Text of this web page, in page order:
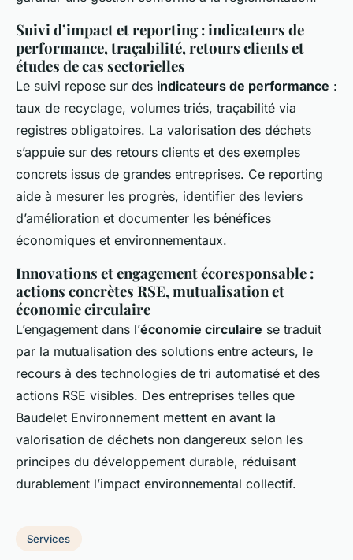
Suivi d’impact et reporting : indicateurs de
performance, traçabilité, retours clients et
études de cas sectorielles
Le suivi repose sur des indicateurs de performance :
taux de recyclage, volumes triés, traçabilité via
registres obligatoires. La valorisation des déchets
s’appuie sur des retours clients et des exemples
concrets issus de grandes entreprises. Ce reporting
aide à mesurer les progrès, identifier des leviers
d’amélioration et documenter les bénéfices
économiques et environnementaux.
Innovations et engagement écoresponsable :
actions concrètes RSE, mutualisation et
économie circulaire
L’engagement dans l’économie circulaire se traduit
par la mutualisation des solutions entre acteurs, le
recours à des technologies de tri automatisé et des
actions RSE visibles. Des entreprises telles que
Baudelet Environnement mettent en avant la
valorisation de déchets non dangereux selon les
principes du développement durable, réduisant
durablement l’impact environnemental collectif.
Services